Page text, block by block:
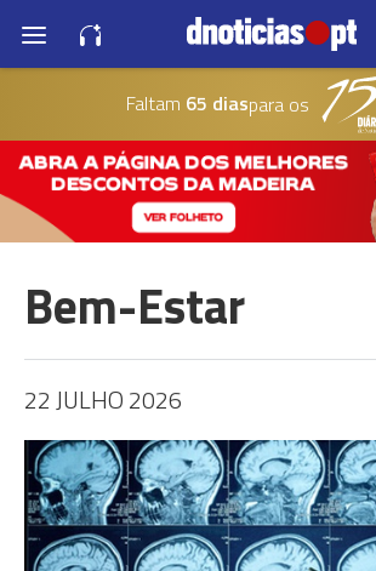
Faltam 65 diaspara os
Bem-Estar
22 JULHO 2026